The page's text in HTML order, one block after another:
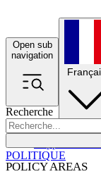
Open sub
navigation
Recherche
POLICY AREAS
POLITIQUE